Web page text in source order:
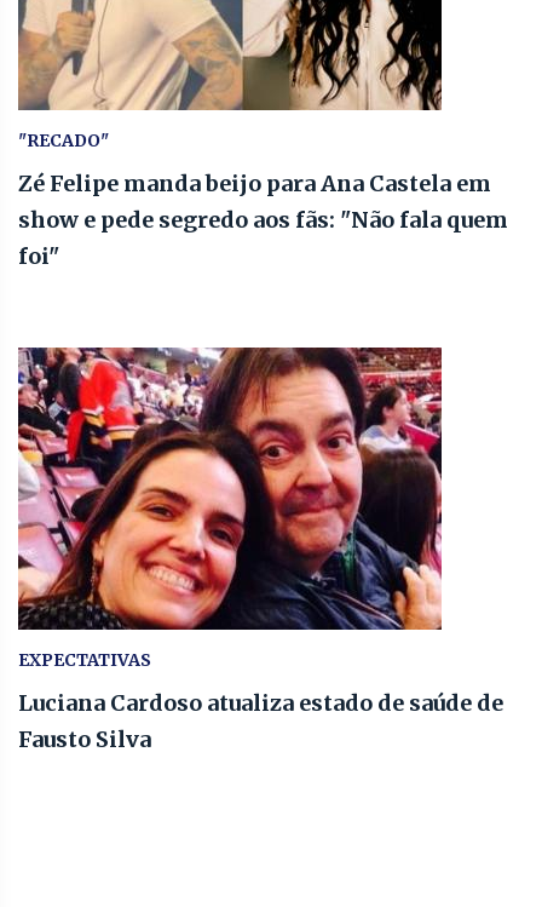
"RECADO"
Zé Felipe manda beijo para Ana Castela em
show e pede segredo aos fãs: "Não fala quem
foi"
EXPECTATIVAS
Luciana Cardoso atualiza estado de saúde de
Fausto Silva